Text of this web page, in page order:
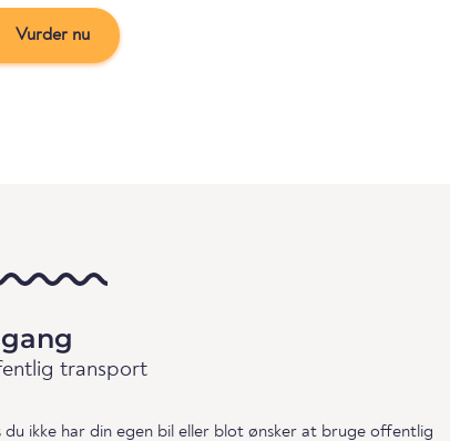
Vurder nu
transport
du ikke har din egen bil eller blot ønsker at bruge offentlig